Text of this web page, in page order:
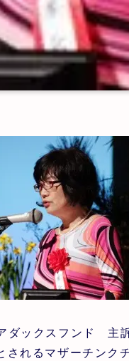
ックスフンド 主
れるマザーチンク